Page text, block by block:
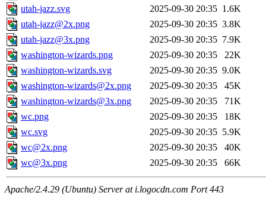
utah-jazz.svg
2025-09-30 20:35 1.6K
utah-jazz@2x.png
2025-09-30 20:35 3.8K
utah-jazz@3x.png
2025-09-30 20:35 7.9K
washington-wizards.png
2025-09-30 20:35
22K
washington-wizards.svg
2025-09-30 20:35 9.0K
washington-wizards@2x.png
2025-09-30 20:35
45K
washington-wizards@3x.png
2025-09-30 20:35
71K
wc.png
2025-09-30 20:35
18K
wc.svg
2025-09-30 20:35 5.9K
wc@2x.png
2025-09-30 20:35
40K
wc@3x.png
2025-09-30 20:35 66K
Apache/2.4.29 (Ubuntu) Server at i.logocdn.com Port 443